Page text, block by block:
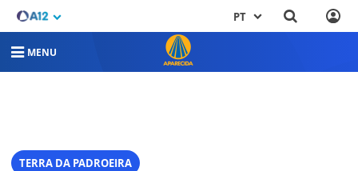
PT
MENU
TERRA DA PADROEIRA